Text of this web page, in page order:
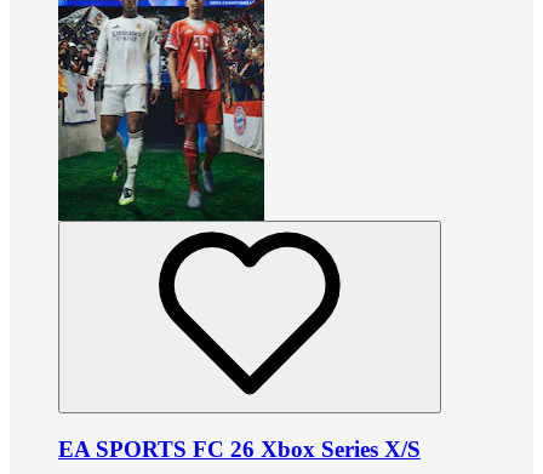
EA SPORTS FC 26 Xbox Series X/S